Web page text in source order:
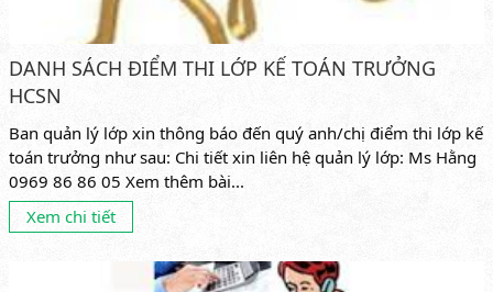
DANH SÁCH ĐIỂM THI LỚP KẾ TOÁN TRƯỞNG
HCSN
Ban quản lý lớp xin thông báo đến quý anh/chị điểm thi lớp kế
toán trưởng như sau: Chi tiết xin liên hệ quản lý lớp: Ms Hằng
0969 86 86 05 Xem thêm bài...
Xem chi tiết